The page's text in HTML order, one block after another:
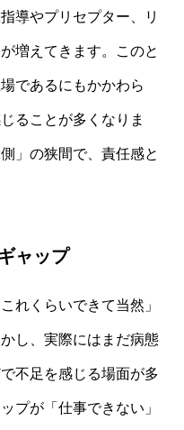
導やプリセプター、リ
増えてきます。このと
であるにもかかわら
ることが多くなりま
」の狭間で、責任感と
ャップ
れくらいできて当然」
し、実際にはまだ病態
不足を感じる場面が多
プが「仕事できない」